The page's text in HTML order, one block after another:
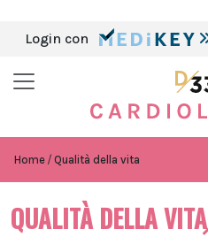
Login con
Home Qualità della vita
QUALITÀ DELLA VITA